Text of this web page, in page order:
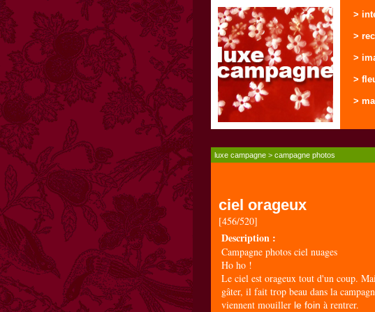
>
>
>
>
>
luxe campagne > campagne photos
ciel orageux
[456/520]
Description :
Campagne photos ciel nuages
Ho ho !
Le ciel est orageux tout d'un coup.
gâter, il fait trop beau dans la
viennent mouiller le foin à rentrer.